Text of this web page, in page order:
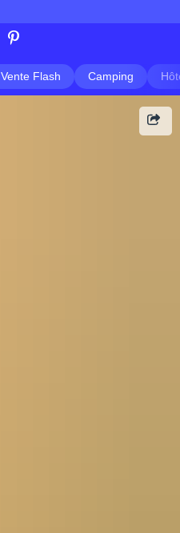
Vente Flash Camping